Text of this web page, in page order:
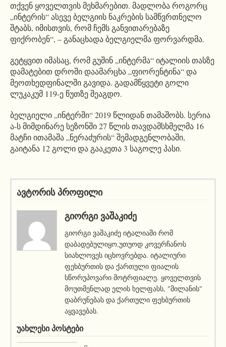
თქვენ ყოველთვის მეხმარებით. მადლობა როგორც
„ინტერის“ ასევე ბელგიის ნაკრების სამწვრთნელო
შტაბს, იმისთვის, რომ ჩემს განვითარებაზე
ფიქრობენ“, – განაცხადა ბელგიელმა ფორვარდმა.
გეტყვით იმასაც, რომ გუშინ „ინტერმა“ იტალიის თასზე
დამატებით დროში დაამარცხა „ფიორენტინა“ და
მეოთხედფინალში გავიდა. გადამწყვეტი გოლი
ლუკაკუმ 119-ე წუთზე შეაგდო.
ბელგიელი „ინტერში“ 2019 წლიდან თამაშობს. სერია
ა-ს მიმდინარე სეზონში 27 წლის თავდამსხმელმა 16
მატჩი ითამაშა „ნერაძურის“ შემადგენლობაში,
გაიტანა 12 გოლი და გააკეთა 3 საგოლე პასი.
ავტორის პროფილი
ᲒᲘᲝᲠᲒᲘ ᲕᲐᲨᲐᲙᲘᲫᲔ
გიორგი ვაშაკიძე იტალიაში რომ
დაბადებულიყო,უთუოდ კოვერჩანოს
სიახლოვეს იცხოვრებდა. იტალიური
ფეხბურთის და ქართული ფიალის
სწორუპოვარი მოტრფიალე. ყოველთვის
მოუთმენლად ელის ხელფასს, "მილანის"
დაბრუნებას და ქართული ფეხბურთის
აყვავებას.
ᲣᲐᲮᲚᲔᲡᲘ ᲞᲝᲡᲢᲔᲑᲘ